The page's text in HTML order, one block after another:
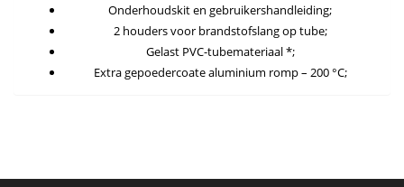
Onderhoudskit en gebruikershandleiding;
2 houders voor brandstofslang op tube;
Gelast PVC-tubemateriaal *;
Extra gepoedercoate aluminium romp – 200 °C;